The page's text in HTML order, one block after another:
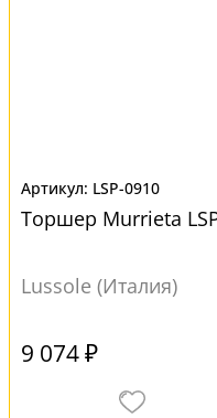
LSP-0910
Торшер Murrieta
Lussole (Италия)
9 074 ₽